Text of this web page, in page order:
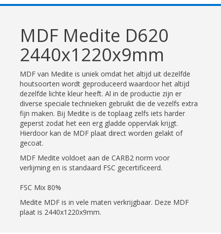
MDF Medite D620
2440x1220x9mm
MDF van Medite is uniek omdat het altijd uit dezelfde
houtsoorten wordt geproduceerd waardoor het altijd
dezelfde lichte kleur heeft. Al in de productie zijn er
diverse speciale technieken gebruikt die de vezelfs extra
fijn maken. Bij Medite is de toplaag zelfs iets harder
geperst zodat het een erg gladde oppervlak krijgt.
Hierdoor kan de MDF plaat direct worden gelakt of
gecoat.
MDF Medite voldoet aan de CARB2 norm voor
verlijming en is standaard FSC gecertificeerd.
FSC Mix 80%
Medite MDF is in vele maten verkrijgbaar. Deze MDF
plaat is 2440x1220x9mm.